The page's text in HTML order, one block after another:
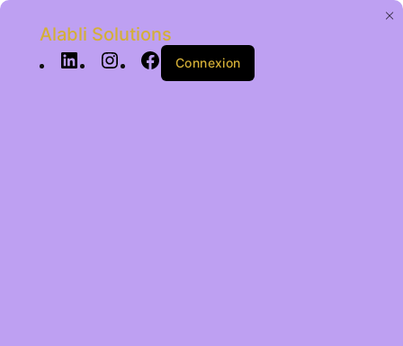
Alabli Solutions
Connexion